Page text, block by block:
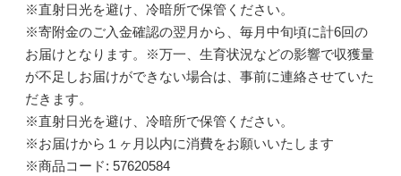
※直射日光を避け、冷暗所で保管ください。
※寄附金のご入金確認の翌月から、毎月中旬頃に計6回の
お届けとなります。※万一、生育状況などの影響で収獲量
が不足しお届けができない場合は、事前に連絡させていた
だきます。
※直射日光を避け、冷暗所で保管ください。
※お届けから１ヶ月以内に消費をお願いいたします
※商品コード: 57620584